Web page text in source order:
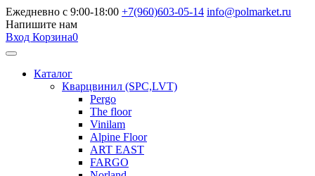
Ежедневно с 9:00-18:00 +7(960)603-05-14 info@polmarket.ru
Напишите нам
Вход Корзина0
Каталог
Кварцвинил (SPC,LVT)
Pergo
The floor
Vinilam
Alpine Floor
ART EAST
FARGO